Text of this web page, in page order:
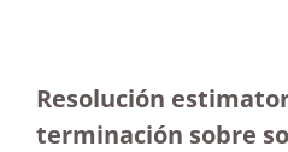
Resolución
terminación sobre